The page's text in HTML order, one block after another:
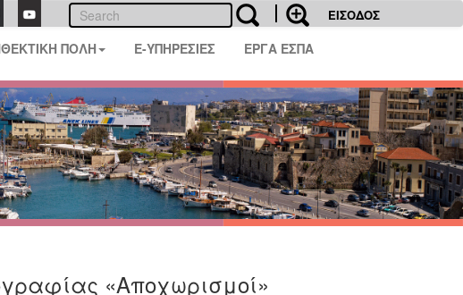
ΕΙΣΟΔΟΣ
ΠΟΛΗ E-ΥΠΗΡΕΣΙΕΣ ΕΡΓΑ ΕΣΠΑ
«Αποχωρισμοί»